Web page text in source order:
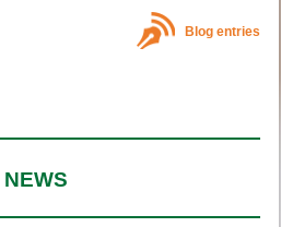
Blog entries
NEWS